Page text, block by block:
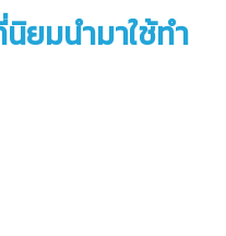
ยมนำมาใช้ทำ